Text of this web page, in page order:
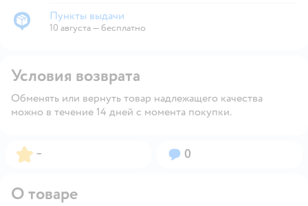
Пункты выдачи
Пункты выдачи
10 августа—бесплатно
Условия возврата
Обменять или вернуть товар надлежащего качества
можно в течение 14 дней с момента покупки.
Рейтинг:
– Вопросов:
0
О товаре